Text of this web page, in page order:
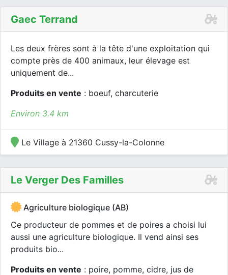
Gaec Terrand
Les deux frères sont à la tête d'une exploitation qui
compte près de 400 animaux, leur élevage est
uniquement de...
Produits en vente : boeuf, charcuterie
Environ 3.4 km
Le Village à 21360 Cussy-la-Colonne
Le Verger Des Familles
Agriculture biologique (AB)
Ce producteur de pommes et de poires a choisi lui
aussi une agriculture biologique. Il vend ainsi ses
produits bio...
Produits en vente : poire, pomme, cidre, jus de